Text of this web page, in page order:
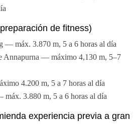
de fitness)
— máx. 3.870 m, 5 a 6 horas al día
Annapurna — máximo 4,130 m, 5–7
4.200 m, 5 a 7 horas al día
3.880 m, 5 a 6 horas al día
experiencia previa a gran